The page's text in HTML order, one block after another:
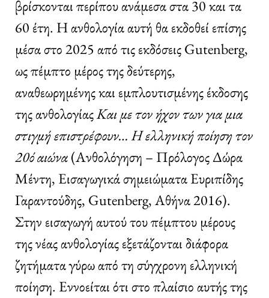
βρίσκονται περίπου ανάμεσα στα 30 και τα
60 έτη. Η ανθολογία αυτή θα εκδοθεί επίσης
μέσα στο 2025 από τις εκδόσεις Gutenberg,
ως πέμπτο μέρος της δεύτερης,
αναθεωρημένης και εμπλουτισμένης έκδοσης
της ανθολογίαςΚαι με τον ήχον των για μια
στιγμή επιστρέφουν… Η ελληνική ποίηση τον
20ό αιώνα(Ανθολόγηση – Πρόλογος Δώρα
Μέντη, Εισαγωγικά σημειώματα Ευριπίδης
Γαραντούδης, Gutenberg, Αθήνα 2016).
Στην εισαγωγή αυτού του πέμπτου μέρους
της νέας ανθολογίας εξετάζονται διάφορα
ζητήματα γύρω από τη σύγχρονη ελληνική
ποίηση. Εννοείται ότι στο πλαίσιο αυτής της